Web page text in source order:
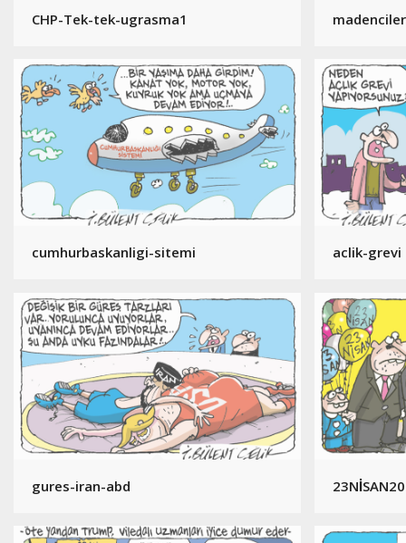
CHP-Tek-tek-ugrasma1
cumhurbaskanligi-sitemi aclik-grevi
gures-iran-abd